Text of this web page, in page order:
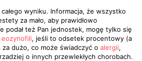
wyniku. Informacja, że wszystko
za mało, aby prawidłowo
podał też Pan jednostek, mogę tylko się
eozynofili, jeśli to odsetek procentowy (a
dużo, co może świadczyć o alergii,
o innych przewlekłych chorobach.